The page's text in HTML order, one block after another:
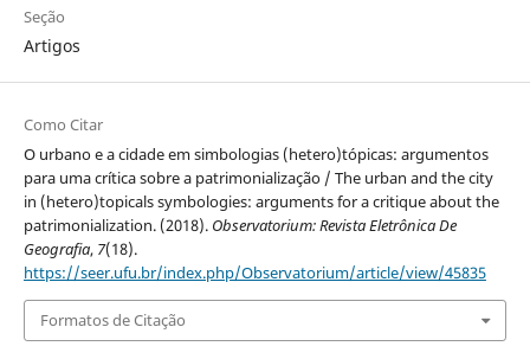
Seção
Artigos
Como Citar
O urbano e a cidade em simbologias (hetero)tópicas: argumentos
para uma crítica sobre a patrimonialização / The urban and the city
in (hetero)topicals symbologies: arguments for a critique about the
patrimonialization. (2018). Observatorium: Revista Eletrônica De
Geografia, 7(18).
https://seer.ufu.br/index.php/Observatorium/article/view/45835
Formatos de Citação